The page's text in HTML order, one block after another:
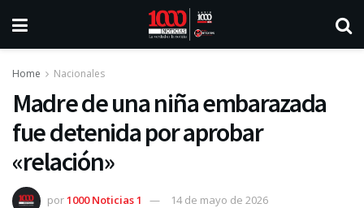
Home Nacionales
Madre de una niña embarazada
fue detenida por aprobar
«relación»
por1000 Noticias 1 14 de mayo de 2026